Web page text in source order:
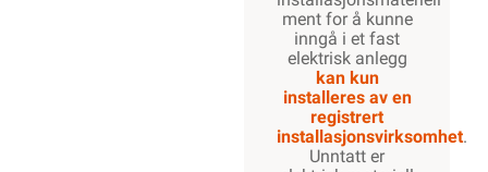
ment for å kunne
inngå i et fast
elektrisk anlegg
kan kun
installeres av en
registrert
installasjonsvirksomhet.
Unntatt er